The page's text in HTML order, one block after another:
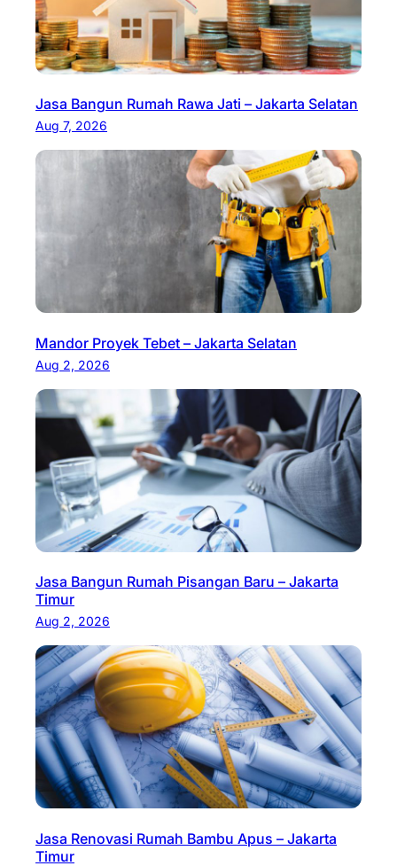
Jasa Bangun Rumah Rawa Jati – Jakarta Selatan
Aug 7, 2026
Mandor Proyek Tebet – Jakarta Selatan
Aug 2, 2026
Jasa Bangun Rumah Pisangan Baru – Jakarta
Timur
Aug 2, 2026
Jasa Renovasi Rumah Bambu Apus – Jakarta
Timur